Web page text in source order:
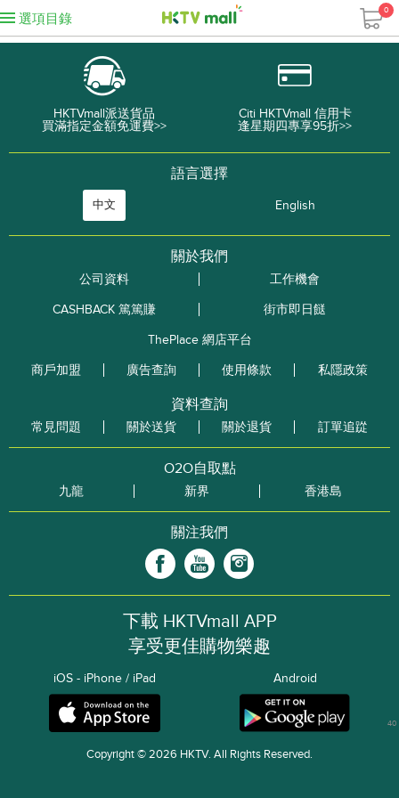
選項目錄
0
HKTVmall派送貨品
買滿指定金額免運費>>
Citi HKTVmall 信用卡
逢星期四專享95折>>
語言選擇
中文 English
關於我們
公司資料
工作機會
CASHBACK 篤篤賺
街市即日餸
ThePlace 網店平台
商戶加盟
廣告查詢 使用條款 私隱政策
資料查詢
常見問題 關於送貨 關於退貨 訂單追踨
O2O自取點
九龍 新界 香港島
關注我們
下載 HKTVmall APP
享受更佳購物樂趣
iOS - iPhone / iPad Android
Copyright © 2026 HKTV. All Rights Reserved.
40